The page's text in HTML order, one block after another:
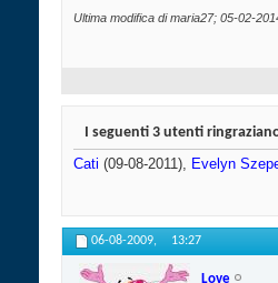
Ultima modifica di maria27; 05-02-
I seguenti 3 utenti
Cati (09-08-2011), Evelyn
06-08-2009, 13:27
Love